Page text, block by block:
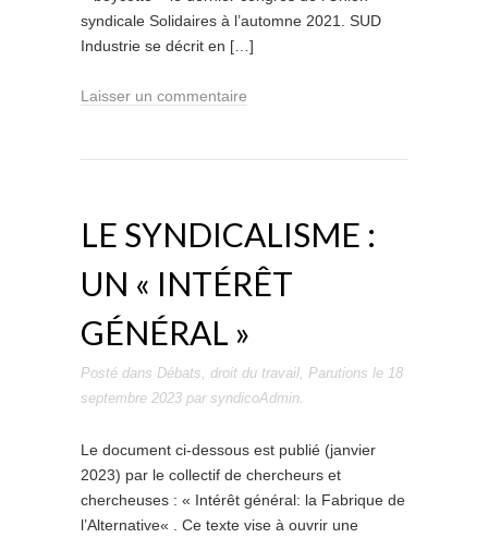
syndicale Solidaires à l’automne 2021. SUD
Industrie se décrit en […]
Laisser un commentaire
LE SYNDICALISME :
UN « INTÉRÊT
GÉNÉRAL »
Posté dans Débats, droit du travail, Parutions le 18
septembre 2023 par syndicoAdmin.
Le document ci-dessous est publié (janvier
2023) par le collectif de chercheurs et
chercheuses : « Intérêt général: la Fabrique de
l’Alternative« . Ce texte vise à ouvrir une